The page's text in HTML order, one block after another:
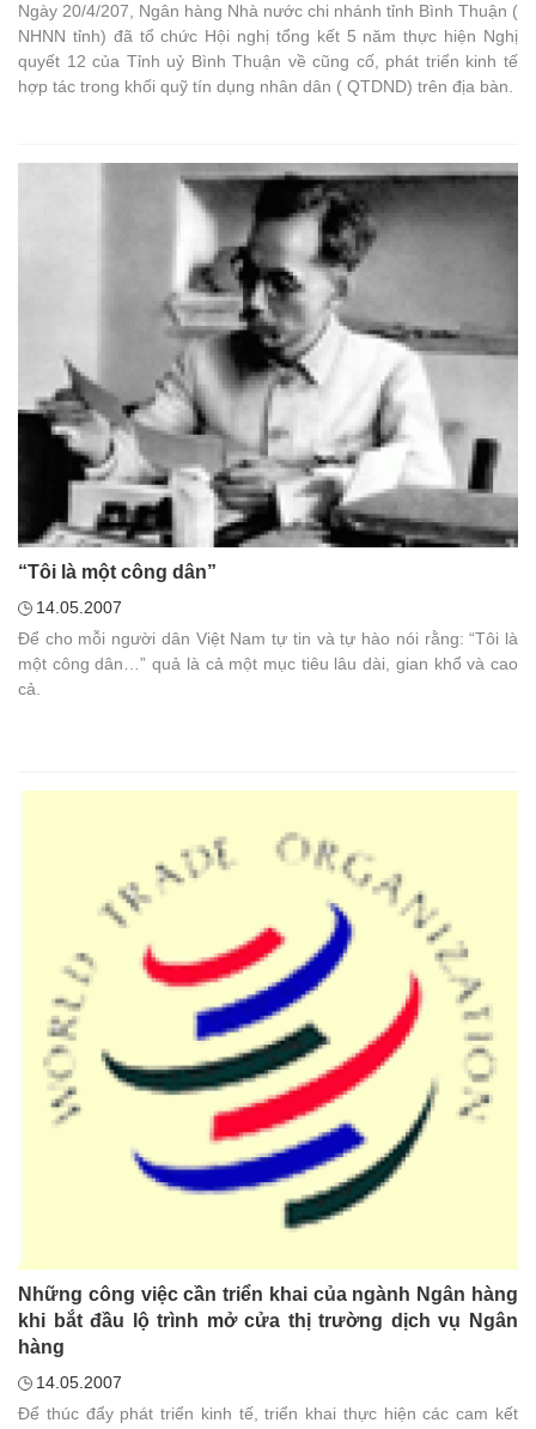
Ngày 20/4/207, Ngân hàng Nhà nước chi nhánh tỉnh Bình Thuận (
NHNN tỉnh) đã tổ chức Hội nghị tổng kết 5 năm thực hiện Nghị
quyết 12 của Tỉnh uỷ Bình Thuận về cũng cố, phát triển kinh tế
hợp tác trong khối quỹ tín dụng nhân dân ( QTDND) trên địa bàn.
“Tôi là một công dân”
14.05.2007
Để cho mỗi người dân Việt Nam tự tin và tự hào nói rằng: “Tôi là
một công dân…” quả là cả một mục tiêu lâu dài, gian khổ và cao
cả.
Những công việc cần triển khai của ngành Ngân hàng
khi bắt đầu lộ trình mở cửa thị trường dịch vụ Ngân
hàng
14.05.2007
Để thúc đẩy phát triển kinh tế, triển khai thực hiện các cam kết